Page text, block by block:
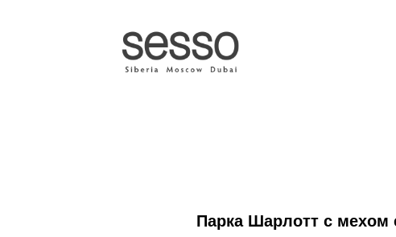
Парка Шарлотт с мехом